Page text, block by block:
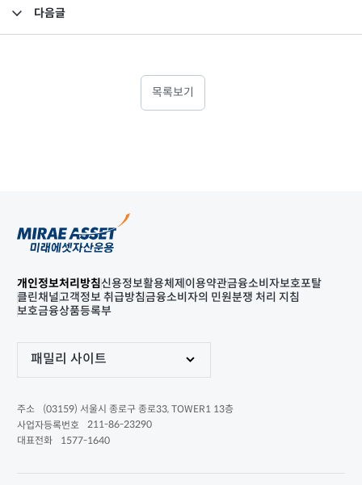
다음글
목록보기
개인정보처리방침신용정보활용체제 이용약관금융소비자보호포탈
클린채널고객정보 취급방침금융소비자의 민원분쟁 처리 지침
보호금융상품등록부
패밀리 사이트
주소
(03159) 서울시 종로구 종로33, TOWER1 13층
사업자등록번호
211-86-23290
대표전화
1577-1640